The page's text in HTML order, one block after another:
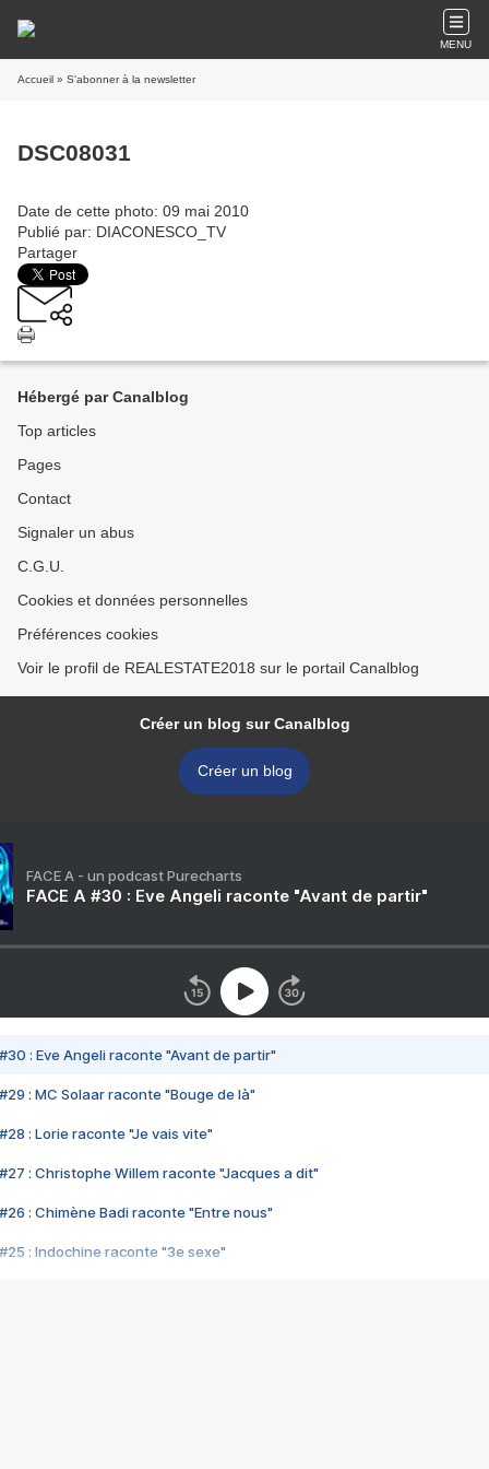
MENU
Accueil » S'abonner à la newsletter
DSC08031
Date de cette photo: 09 mai 2010
Publié par: DIACONESCO_TV
Partager
Hébergé par Canalblog
Top articles
Pages
Contact
Signaler un abus
C.G.U.
Cookies et données personnelles
Préférences cookies
Voir le profil de REALESTATE2018 sur le portail Canalblog
Créer un blog sur Canalblog
Créer un blog
FACE A - un podcast Purecharts
FACE A #30 : Eve Angeli raconte "Avant de partir"
#30 : Eve Angeli raconte "Avant de partir"
#29 : MC Solaar raconte "Bouge de là"
#28 : Lorie raconte "Je vais vite"
#27 : Christophe Willem raconte "Jacques a dit"
#26 : Chimène Badi raconte "Entre nous"
#25 : Indochine raconte "3e sexe"